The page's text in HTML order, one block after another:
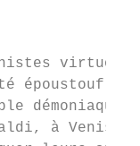
démoniaque
à